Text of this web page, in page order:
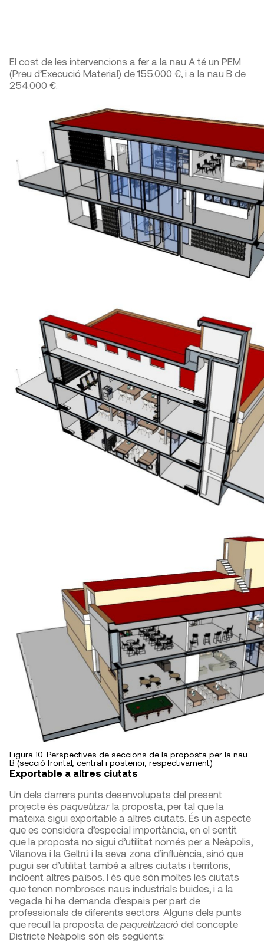
El cost de les intervencions a fer a la nau A té un PEM
(Preu d’Execució Material) de 155.000 €, i a la nau B de
254.000 €.
Figura 10. Perspectives de seccions de la proposta per la nau
B (secció frontal, central i posterior, respectivament)
Exportable a altres ciutats
Un dels darrers punts desenvolupats del present
projecte és paquetitzar la proposta, per tal que la
mateixa sigui exportable a altres ciutats. És un aspecte
que es considera d’especial importància, en el sentit
que la proposta no sigui d’utilitat només per a Neàpolis,
Vilanova i la Geltrú i la seva zona d’influència, sinó que
pugui ser d’utilitat també a altres ciutats i territoris,
incloent altres països. I és que són moltes les ciutats
que tenen nombroses naus industrials buides, i a la
vegada hi ha demanda d’espais per part de
professionals de diferents sectors. Alguns dels punts
que recull la proposta de paquetització del concepte
Districte Neàpolis són els següents: